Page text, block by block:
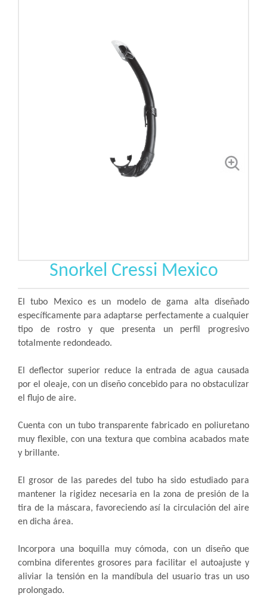
Snorkel Cressi Mexico
El tubo Mexico es un modelo de gama alta diseñado
específicamente para adaptarse perfectamente a cualquier
tipo de rostro y que presenta un perfil progresivo
totalmente redondeado.
El deflector superior reduce la entrada de agua causada
por el oleaje, con un diseño concebido para no obstaculizar
el flujo de aire.
Cuenta con un tubo transparente fabricado en poliuretano
muy flexible, con una textura que combina acabados mate
y brillante.
El grosor de las paredes del tubo ha sido estudiado para
mantener la rigidez necesaria en la zona de presión de la
tira de la máscara, favoreciendo así la circulación del aire
en dicha área.
Incorpora una boquilla muy cómoda, con un diseño que
combina diferentes grosores para facilitar el autoajuste y
aliviar la tensión en la mandíbula del usuario tras un uso
prolongado.